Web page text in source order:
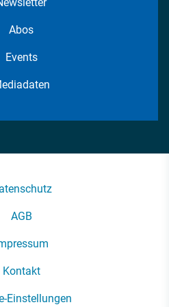
Abos
Events
AGB
Kontakt
Einstellungen